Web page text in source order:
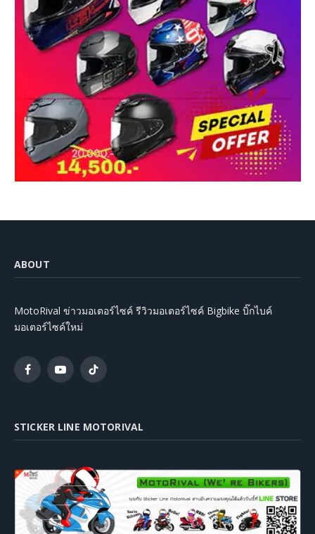
ABOUT
MotoRival ข่าวมอเตอร์ไซค์ รีวิวมอเตอร์ไซค์ Bigbike บิ๊กไบค์
มอเตอร์ไซค์ใหม่
FacebookYouTubeTikTok
STICKER LINE MOTORIVAL